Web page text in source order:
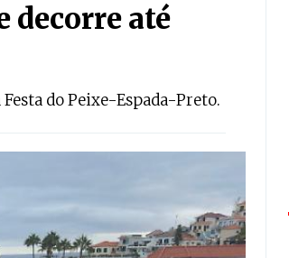
decorre até
do Peixe-Espada-Preto.